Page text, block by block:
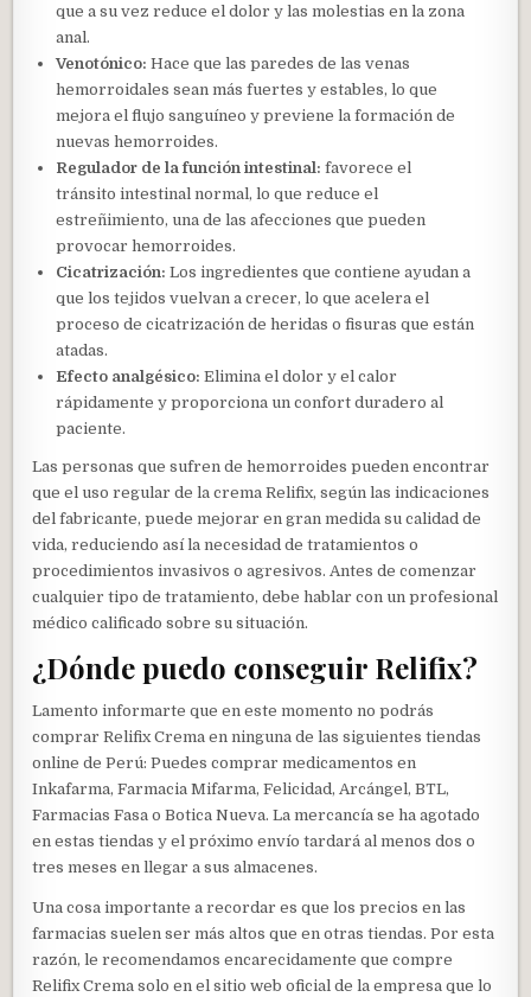
que a su vez reduce el dolor y las molestias en la zona
anal.
Venotónico: Hace que las paredes de las venas
hemorroidales sean más fuertes y estables, lo que
mejora el flujo sanguíneo y previene la formación de
nuevas hemorroides.
Regulador de la función intestinal: favorece el
tránsito intestinal normal, lo que reduce el
estreñimiento, una de las afecciones que pueden
provocar hemorroides.
Cicatrización: Los ingredientes que contiene ayudan a
que los tejidos vuelvan a crecer, lo que acelera el
proceso de cicatrización de heridas o fisuras que están
atadas.
Efecto analgésico: Elimina el dolor y el calor
rápidamente y proporciona un confort duradero al
paciente.
Las personas que sufren de hemorroides pueden encontrar
que el uso regular de la crema Relifix, según las indicaciones
del fabricante, puede mejorar en gran medida su calidad de
vida, reduciendo así la necesidad de tratamientos o
procedimientos invasivos o agresivos. Antes de comenzar
cualquier tipo de tratamiento, debe hablar con un profesional
médico calificado sobre su situación.
¿Dónde puedo conseguir Relifix?
Lamento informarte que en este momento no podrás
comprar Relifix Crema en ninguna de las siguientes tiendas
online de Perú: Puedes comprar medicamentos en
Inkafarma, Farmacia Mifarma, Felicidad, Arcángel, BTL,
Farmacias Fasa o Botica Nueva. La mercancía se ha agotado
en estas tiendas y el próximo envío tardará al menos dos o
tres meses en llegar a sus almacenes.
Una cosa importante a recordar es que los precios en las
farmacias suelen ser más altos que en otras tiendas. Por esta
razón, le recomendamos encarecidamente que compre
Relifix Crema solo en el sitio web oficial de la empresa que lo